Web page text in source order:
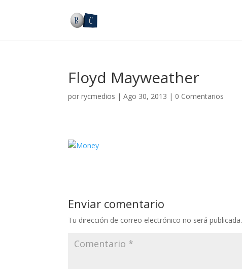
Floyd Mayweather
porrycmedios |Ago 30, 2013 | 0 Comentarios
Enviar comentario
Tu dirección de correo electrónico no será publicada.